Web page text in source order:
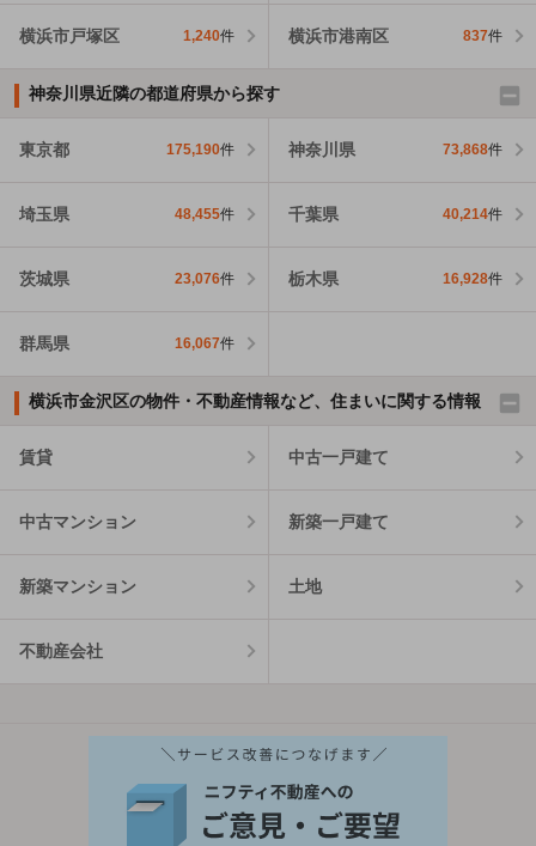
横浜市戸塚区 1,240件 横浜市港南区 837件
神奈川県近隣の都道府県から探す
東京都 175,190件 神奈川県 73,868件
埼玉県 48,455件 千葉県 40,214件
茨城県 23,076件 栃木県 16,928件
群馬県 16,067件
横浜市金沢区の物件・不動産情報など、住まいに関する情報
賃貸 中古一戸建て
中古マンション 新築一戸建て
新築マンション 土地
不動産会社